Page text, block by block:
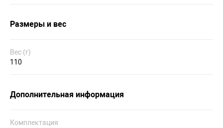
Размеры и вес
Вес (г)
110
Дополнительная информация
Комплектация